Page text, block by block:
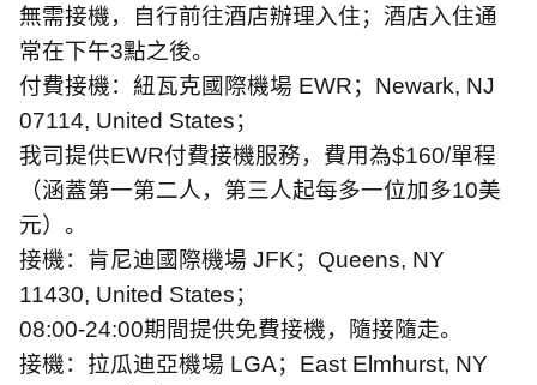
無需接機，自行前往酒店辦理入住；酒店入住通
常在下午3點之後。
付費接機：紐瓦克國際機場 EWR； Newark, NJ
07114, United States；
我司提供EWR付費接機服務，費用為$160/單程
（涵蓋第一第二人，第三人起每多一位加多10美
元）。
接機：肯尼迪國際機場 JFK； Queens, NY
11430, United States；
08:00-24:00期間提供免費接機，隨接隨走。
接機：拉瓜迪亞機場 LGA； East Elmhurst, NY